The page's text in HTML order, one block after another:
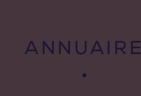
ANNUAIRE